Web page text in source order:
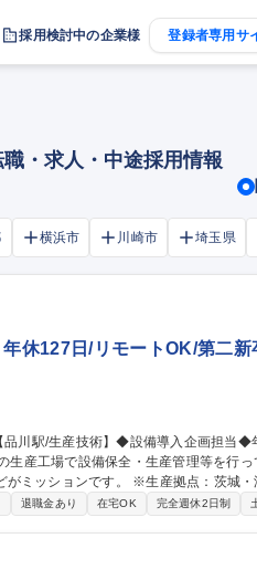
採用検討中の企業様 登録者専用サ
・求人・中途採用情報
横浜市 川崎市 埼玉県
休127日/リモートOK/第二
ッションです。 ※生産拠点：茨城・滋賀・
しい省エネ・省人設備などの検討・紹
歓迎
退職金あり 在宅OK 完全週休2日制